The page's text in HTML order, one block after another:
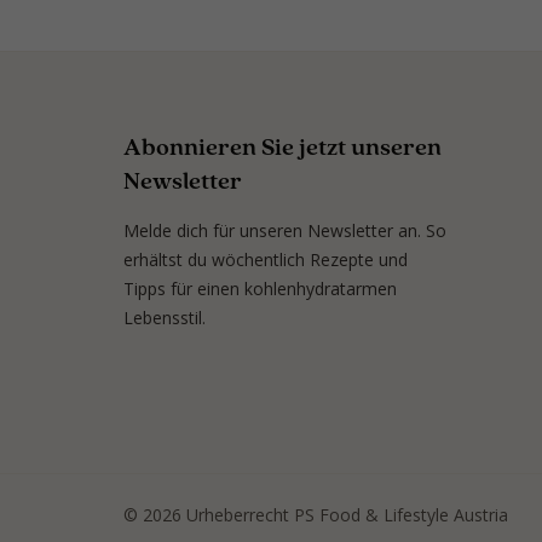
Abonnieren Sie jetzt unseren
Newsletter
Melde dich für unseren Newsletter an. So
erhältst du wöchentlich Rezepte und
Tipps für einen kohlenhydratarmen
Lebensstil.
© 2026 Urheberrecht PS Food & Lifestyle Austria